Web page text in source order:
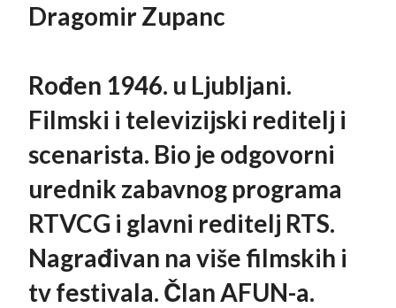
Dragomir Zupanc
Rođen 1946. u Ljubljani.
Filmski i televizijski reditelj i
scenarista. Bio je odgovorni
urednik zabavnog programa
RTVCG i glavni reditelj RTS.
Nagrađivan na više filmskih i
tv festivala. Član AFUN-a.